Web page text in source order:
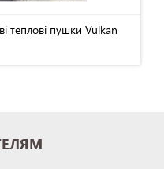
теплові пушки Vulkan